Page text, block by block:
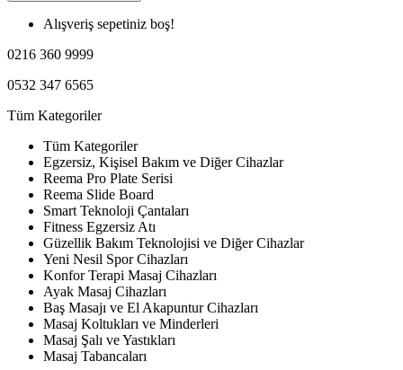
Alışveriş sepetiniz boş!
0216 360 9999
0532 347 6565
Tüm Kategoriler
Tüm Kategoriler
Egzersiz, Kişisel Bakım ve Diğer Cihazlar
Reema Pro Plate Serisi
Reema Slide Board
Smart Teknoloji Çantaları
Fitness Egzersiz Atı
Güzellik Bakım Teknolojisi ve Diğer Cihazlar
Yeni Nesil Spor Cihazları
Konfor Terapi Masaj Cihazları
Ayak Masaj Cihazları
Baş Masajı ve El Akapuntur Cihazları
Masaj Koltukları ve Minderleri
Masaj Şalı ve Yastıkları
Masaj Tabancaları